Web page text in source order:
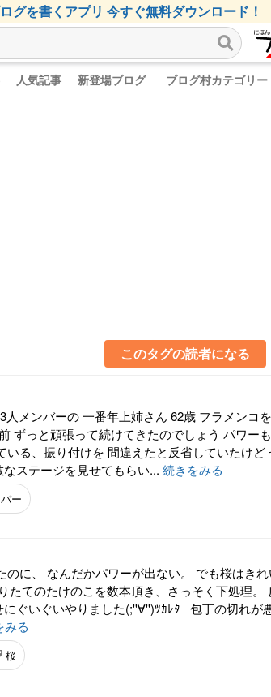
グを書くアプリ 今すぐ無料ダウンロード！
人気記事 新登場ブログ ブログ村カテゴリー
このタグの読者になる
メンバーの 一番年上姉さん 62歳 フラメンコ
ずっと頑張って続けてきたのでしょう パワー
いる、振り付けを 間違えたと反省していたけど
ステージを見せてもらい... 続きをみる
ー
のに、 なんだかパワーが出ない。 でも桜はき
てのたけのこを数本頂き、さっそく下処理。
ぐいぐいやりました(;''∀'')ﾂｶﾚﾀｰ 包丁の切れが
みる
桜